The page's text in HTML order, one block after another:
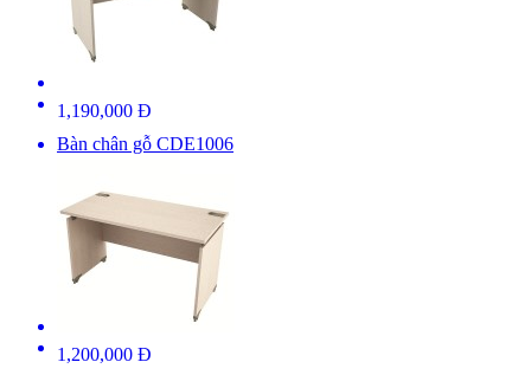
1,190,000 Đ
Bàn chân gỗ CDE1006
1,200,000 Đ